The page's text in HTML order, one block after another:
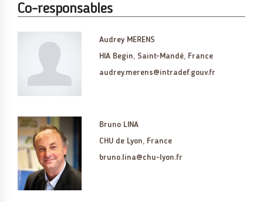
Co-responsables
Audrey MERENS
HIA Begin, Saint-Mandé, France
audrey.merens@intradef.gouv.fr
Bruno LINA
CHU de Lyon, France
bruno.lina@chu-lyon.fr